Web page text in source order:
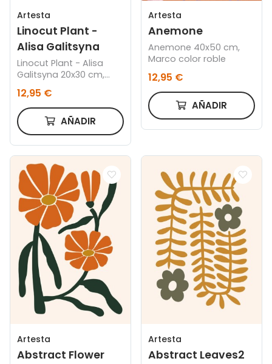
Artesta
Linocut Plant -
Alisa Galitsyna
Linocut Plant - Alisa
Galitsyna 20x30 cm,
12,95 €
AÑADIR
Artesta
Anemone
Anemone 40x50 cm,
Marco color roble
12,95 €
AÑADIR
Artesta
Abstract Flower
Artesta
Abstract Leaves2